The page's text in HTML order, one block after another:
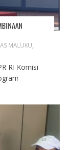
MALUKU,
RI Komisi